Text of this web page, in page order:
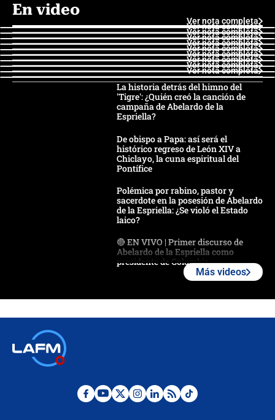
En video
Ver nota completa
Ver nota completa
Ver nota completa
Ver nota completa
Ver nota completa
Ver nota completa
Ver nota completa
Ver nota completa
Ver nota completa
Ver nota completa
La historia detrás del himno del
'Tigre': ¿Quién creó la canción de
campaña de Abelardo de la
Espriella?
De obispo a Papa: así será el
histórico regreso de León XIV a
Chiclayo, la cuna espiritual del
Pontífice
Polémica por rabino, pastor y
sacerdote en la posesión de Abelardo
de la Espriella: ¿Se violó el Estado
laico?
🔴 EN VIVO | Primer discurso de
Abelardo de la Espriella como
presidente de Colombia
Desde dermatitis hasta infecciones:
Más videos